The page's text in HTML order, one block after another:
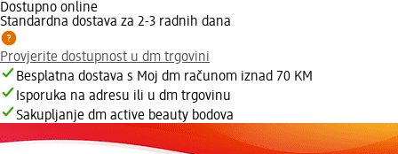
Dostupno online
Standardna dostava za 2-3 radnih dana
Provjerite dostupnost u dm trgovini
Besplatna dostava s Moj dm računom iznad 70 KM
Isporuka na adresu ili u dm trgovinu
Sakupljanje dm active beauty bodova